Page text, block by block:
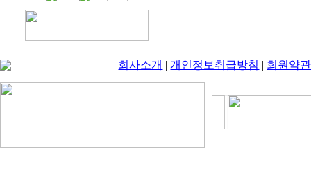
회사소개 |개인정보취급방침 | 회원약관